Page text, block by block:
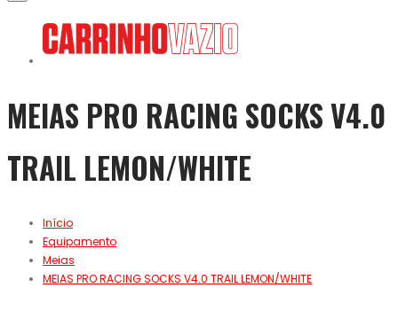
MEIAS PRO RACING SOCKS V4.0
TRAIL LEMON/WHITE
Início
Equipamento
Meias
MEIAS PRO RACING SOCKS V4.0 TRAIL LEMON/WHITE